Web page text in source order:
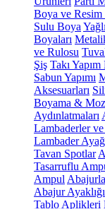
Boya ve
Sulu Boya
Boyaları
ve Rulosu
Şiş Takı
Sabun Yapımı
Aksesuarları
Boyama &
Aydınlatmaları
Lambaderler ve
Lambader
Tavan Spotlar
Tasarruflu
Ampul
Abajur Ayaklığı
Tablo Aplikleri